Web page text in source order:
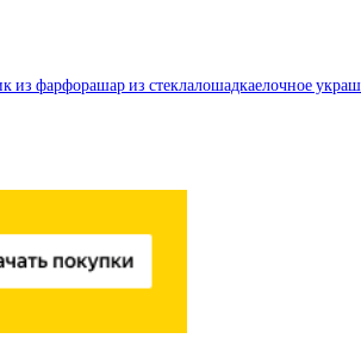
из фарфорашар из стеклалошадкаелочное